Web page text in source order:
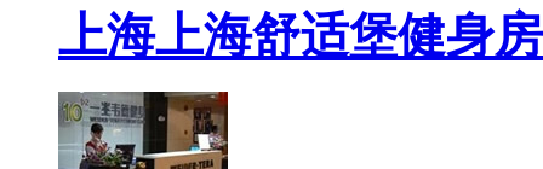
上海上海舒适堡健身